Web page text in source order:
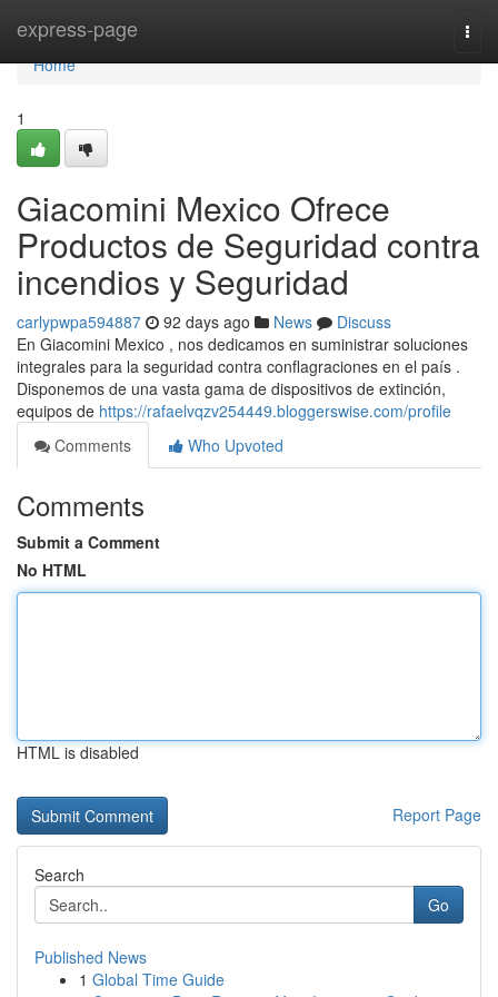
express-page
Home
Home
1
Giacomini Mexico Ofrece
Productos de Seguridad contra
incendios y Seguridad
carlypwpa594887 92 days ago News
Discuss
En Giacomini Mexico , nos dedicamos en suministrar soluciones
integrales para la seguridad contra conflagraciones en el país .
Disponemos de una vasta gama de dispositivos de extinción,
equipos de https://rafaelvqzv254449.bloggerswise.com/profile
Comments
Who Upvoted
Comments
Submit a Comment
No HTML
HTML is disabled
Report Page
Search
Go
Published News
1 Global Time Guide